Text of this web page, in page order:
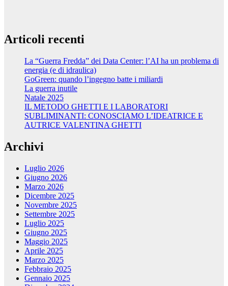
Articoli recenti
La “Guerra Fredda” dei Data Center: l’AI ha un problema di
energia (e di idraulica)
GoGreen: quando l’ingegno batte i miliardi
La guerra inutile
Natale 2025
IL METODO GHETTI E I LABORATORI
SUBLIMINANTI: CONOSCIAMO L’IDEATRICE E
AUTRICE VALENTINA GHETTI
Archivi
Luglio 2026
Giugno 2026
Marzo 2026
Dicembre 2025
Novembre 2025
Settembre 2025
Luglio 2025
Giugno 2025
Maggio 2025
Aprile 2025
Marzo 2025
Febbraio 2025
Gennaio 2025